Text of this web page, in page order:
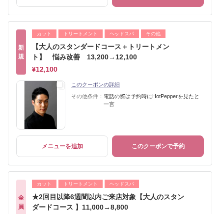
新
規
カット トリートメント ヘッドスパ その他
【大人のスタンダードコース＋トリートメン
ト】 悩み改善 13,200→12,100
¥12,100
このクーポンの詳細
その他条件： 電話の際は予約時にHotPepperを見たと
一言
メニューを追加 このクーポンで予約
全
員
カット トリートメント ヘッドスパ
★2回目以降6週間以内ご来店対象【大人のスタン
ダードコース 】11,000→8,800